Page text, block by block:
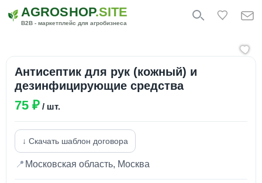
AGROSHOP.SITE
B2B - маркетплейс для агробизнеса
Антисептик для рук (кожный) и
дезинфицирующие средства
75 ₽ / шт.
↓ Скачать шаблон договора
📍 Московская область, Москва